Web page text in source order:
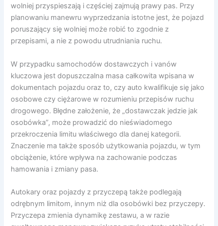
wolniej przyspieszają i częściej zajmują prawy pas. Przy
planowaniu manewru wyprzedzania istotne jest, że pojazd
poruszający się wolniej może robić to zgodnie z
przepisami, a nie z powodu utrudniania ruchu.
W przypadku samochodów dostawczych i vanów
kluczowa jest dopuszczalna masa całkowita wpisana w
dokumentach pojazdu oraz to, czy auto kwalifikuje się jako
osobowe czy ciężarowe w rozumieniu przepisów ruchu
drogowego. Błędne założenie, że „dostawczak jedzie jak
osobówka”, może prowadzić do nieświadomego
przekroczenia limitu właściwego dla danej kategorii.
Znaczenie ma także sposób użytkowania pojazdu, w tym
obciążenie, które wpływa na zachowanie podczas
hamowania i zmiany pasa.
Autokary oraz pojazdy z przyczepą także podlegają
odrębnym limitom, innym niż dla osobówki bez przyczepy.
Przyczepa zmienia dynamikę zestawu, a w razie